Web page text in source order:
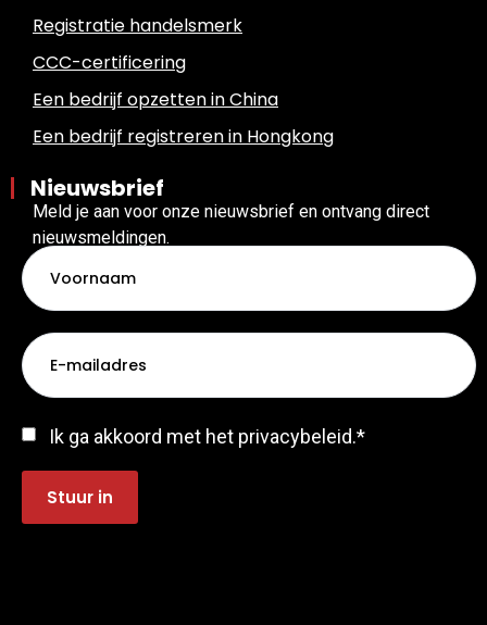
Registratie handelsmerk
CCC-certificering
Een bedrijf opzetten in China
Een bedrijf registreren in Hongkong
Nieuwsbrief
Meld je aan voor onze nieuwsbrief en ontvang direct
nieuwsmeldingen.
Voornaam
E-
mail*
Toestemming*
Ik ga akkoord met het privacybeleid.*
Stuur in